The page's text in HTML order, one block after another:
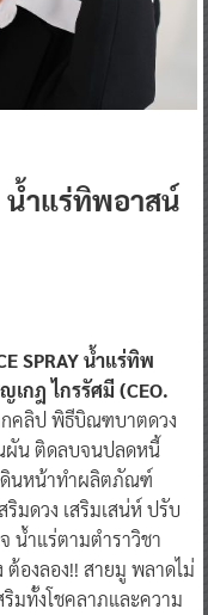
น้ำแร่ทิพอาสน์
SPRAY น้ำแร่ทิพ
กฎ ไกรรัศมี (CEO.
กคลิป พิธีบิณฑบาตดวง
ผัน ติดลบจนปลดหนี้
ดินหน้าทำผลิตภัณฑ์
มดวง เสริมเสน่ห์ ปรับ
น้ำแร่ตามตำราวิชา
องลอง!! สายมู พลาดไม่
มทั้งโชคลาภและความ